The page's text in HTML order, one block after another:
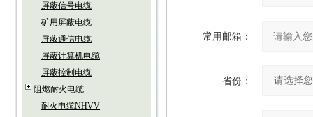
屏蔽信号电缆
矿用屏蔽电缆
屏蔽通信电缆
屏蔽计算机电缆
屏蔽控制电缆
阻燃耐火电缆
耐火电缆NHVV
常用邮箱：
省份：